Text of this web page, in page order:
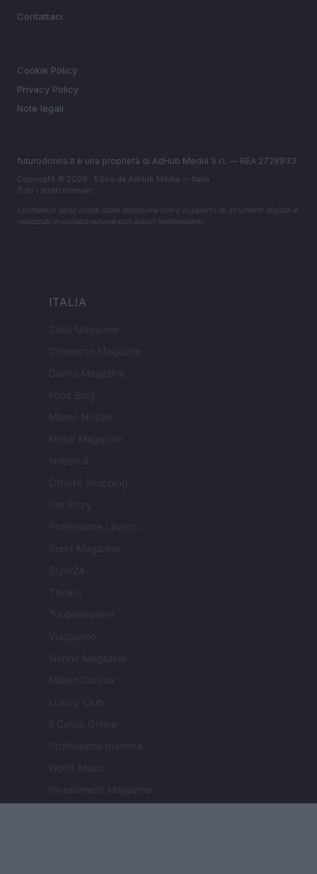
Contattaci
Cookie Policy
Privacy Policy
Note legali
futurodonna.it è una proprietà di AdHub Media S.r.l. — REA 2729933
Copyright © 2026 · Edito da AdHub Media — Italia
Tutti i diritti riservati
I contenuti sono curati dalla redazione con il supporto di strumenti digitali e
realizzati in collaborazione con autori indipendenti.
ITALIA
Casa Magazine
Cineverse Magazine
Donne Magazine
Food Blog
Milano Notizie
Motor Magazine
Notizie.it
Offerte Shopping
Pet Story
Professione Lavoro
Sport Magazine
Style24
Think.it
Tuobenessere
Viaggiamo
Nonne Magazine
Milano Cortina
Luxury Club
Il Calcio Online
Professione mamma
World Music
Investimenti Magazine